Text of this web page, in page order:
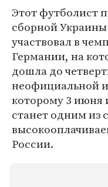
Этот футболист
сборной
участвовал в
Германии, на
дошла до
неофициальной
которому 3 июня
станет одним из
России.